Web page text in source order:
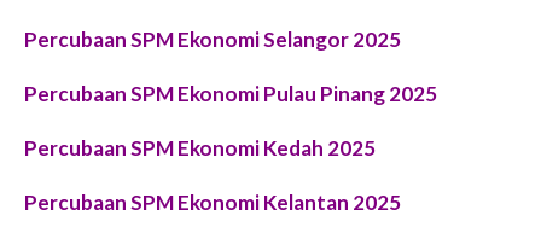
Percubaan SPM Ekonomi Selangor 2025
Percubaan SPM Ekonomi Pulau Pinang 2025
Percubaan SPM Ekonomi Kedah 2025
Percubaan SPM Ekonomi Kelantan 2025